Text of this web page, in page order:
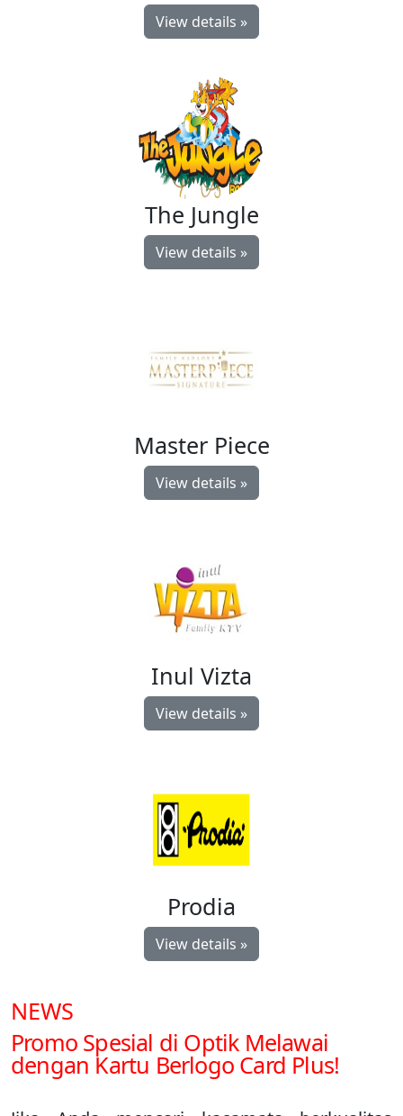
View details »
The Jungle
View details »
Master Piece
View details »
Inul Vizta
View details »
Prodia
View details »
NEWS
Promo Spesial di Optik Melawai
dengan Kartu Berlogo Card Plus!